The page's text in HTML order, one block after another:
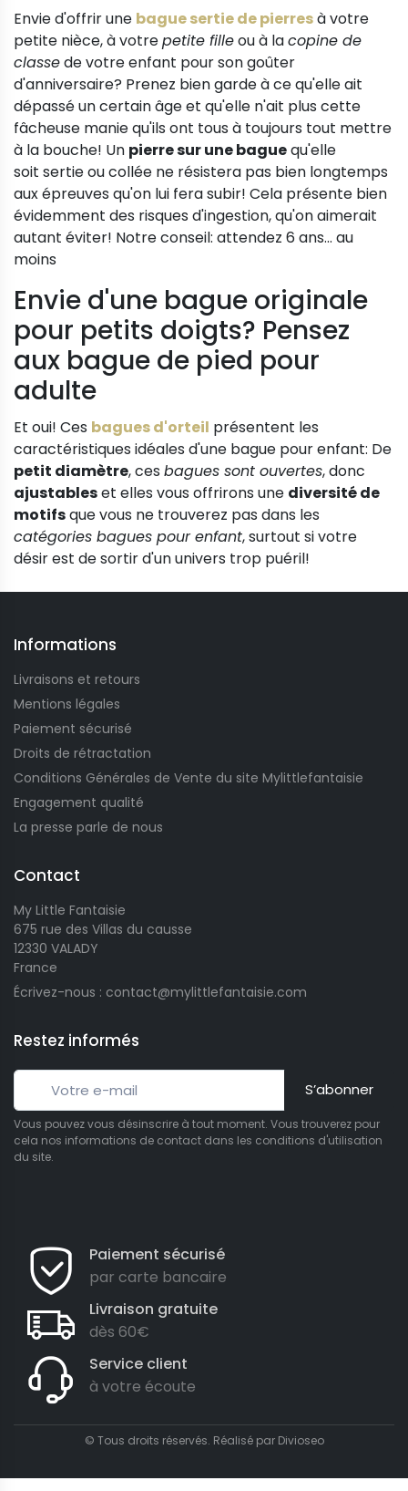
Envie d'offrir une bague sertie de pierresà votre
petite nièce, à votrepetite filleou à lacopine de
classede votre enfant pour son goûter
d'anniversaire? Prenez bien garde à ce qu'elle ait
dépassé un certain âge et qu'elle n'ait plus cette
fâcheuse manie qu'ils ont tous à toujours tout mettre
à la bouche! Un pierre sur une baguequ'elle
soit sertie ou collée ne résistera pas bien longtemps
aux épreuves qu'on lui fera subir! Cela présente bien
évidemment des risques d'ingestion, qu'on aimerait
autant éviter! Notre conseil: attendez 6 ans... au
moins
Envie d'une bague originale
pour petits doigts? Pensez
aux bague de pied pour
adulte
Et oui! Ces bagues d'orteil présentent les
caractéristiques idéales d'une bague pour enfant: De
petit diamètre, ces bagues sont ouvertes, donc
ajustableset elles vous offrirons une diversité de
motifsque vous ne trouverez pas dans les
catégories bagues pour enfant, surtout si votre
désir est de sortir d'un univers trop puéril!
Informations
Livraisons et retours
Mentions légales
Paiement sécurisé
Droits de rétractation
Conditions Générales de Vente du site Mylittlefantaisie
Engagement qualité
La presse parle de nous
Contact
My Little Fantaisie
675 rue des Villas du causse
12330 VALADY
France
Écrivez-nous : contact@mylittlefantaisie.com
Restez informés
S’abonner
Vous pouvez vous désinscrire à tout moment. Vous trouverez pour
cela nos informations de contact dans les conditions d'utilisation
du site.
Paiement sécurisé
par carte bancaire
Livraison gratuite
dès 60€
Service client
à votre écoute
© Tous droits réservés. Réalisé par Divioseo